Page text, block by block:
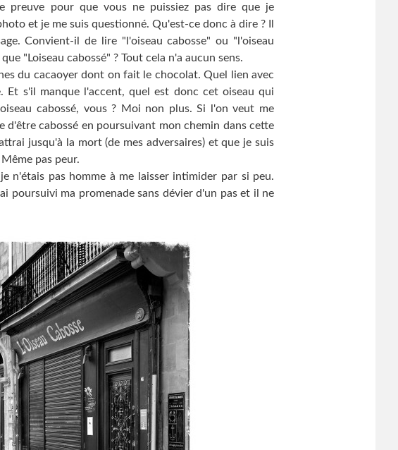
preuve pour que vous ne puissiez pas dire que je
et je me suis questionné. Qu'est-ce donc à dire ? Il
Convient-il de lire "l'oiseau cabosse" ou "l'oiseau
"Loiseau cabossé" ? Tout cela n'a aucun sens.
du cacaoyer dont on fait le chocolat. Quel lien avec
Et s'il manque l'accent, quel est donc cet oiseau qui
cabossé, vous ? Moi non plus. Si l'on veut me
d'être cabossé en poursuivant mon chemin dans cette
jusqu'à la mort (de mes adversaires) et que je suis
pas peur.
n'étais pas homme à me laisser intimider par si peu.
poursuivi ma promenade sans dévier d'un pas et il ne